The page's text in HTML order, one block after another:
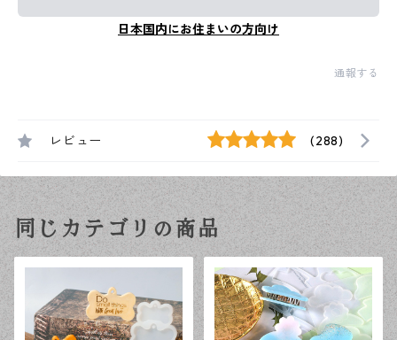
日本国内にお住まいの方向け
通報する
レビュー (288)
同じカテゴリの商品